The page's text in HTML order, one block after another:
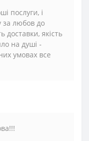
послуги, і
за любов до
доставки, якість
на душі -
умовах все